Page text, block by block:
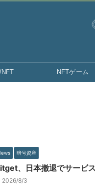
NFT NFTゲーム
暗号資産
、日本撤退でサービ
2026/8/3